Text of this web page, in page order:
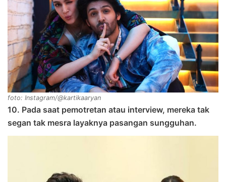
foto: Instagram/@kartikaaryan
10. Pada saat pemotretan atau interview, mereka tak
segan tak mesra layaknya pasangan sungguhan.